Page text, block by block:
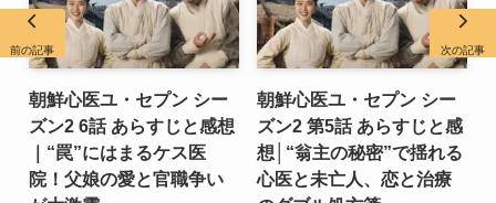
朝鮮心医ユ・セプン シー
ズン2 6話 あらすじと感想
｜“罠”にはまるケス医
院！父娘の愛と官職争い
朝鮮心医ユ・セプン シー
ズン2 第5話 あらすじと感
想│“翁主の秘密”で揺れる
心医と未亡人、恋と治療
前の記事 次の記事